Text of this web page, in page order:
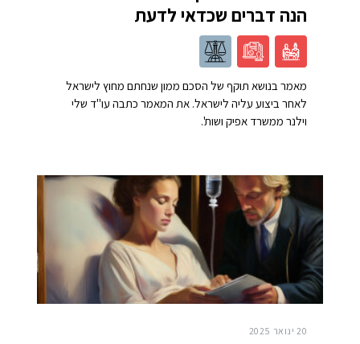
הנה דברים שכדאי לדעת
מאמר בנושא תוקף של הסכם ממון שנחתם מחוץ לישראל
לאחר ביצוע עליה לישראל. את המאמר כתבה עו"ד שלי
וילנר ממשרד אפיק ושות'.
20 ינואר 2025